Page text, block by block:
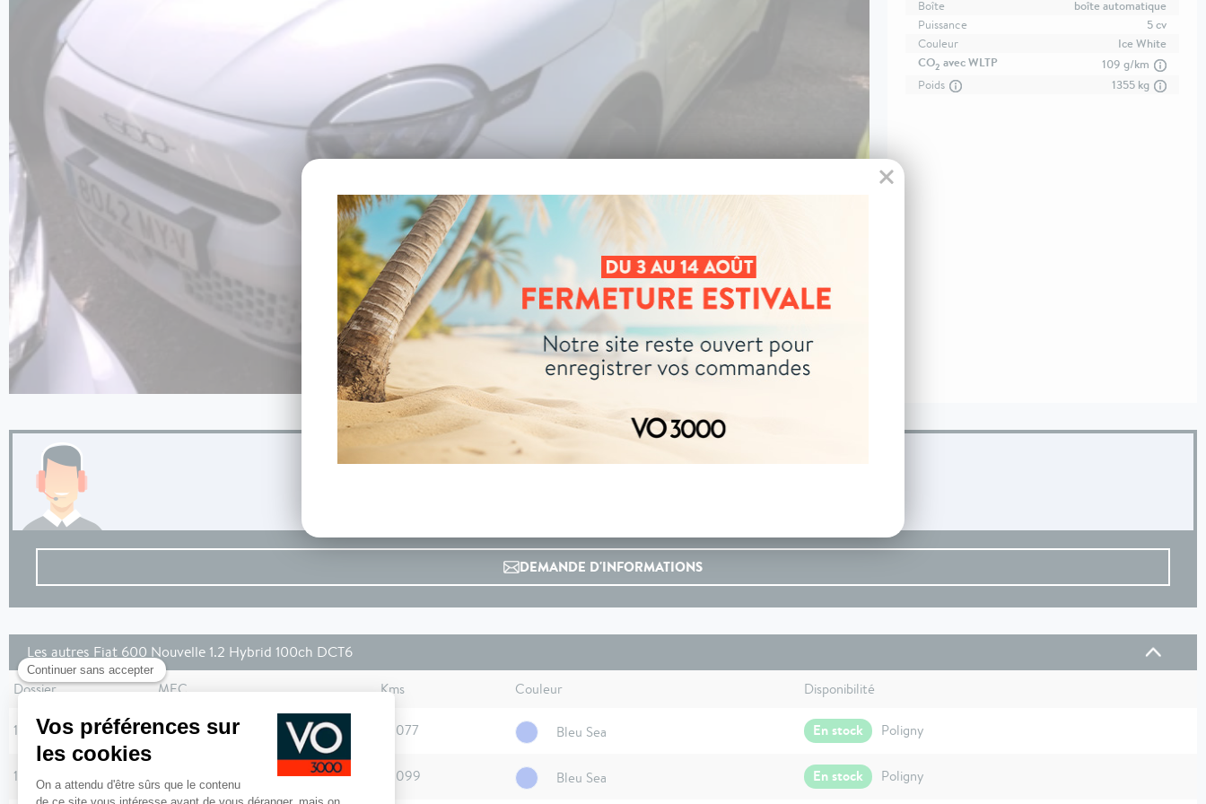
Boîte
boîte automatique
Puissance
5 cv
Couleur
Ice White
CO2 avec WLTP
109 g/km
Poids
1355 kg
04 73 14 64 14
DEMANDE D'INFORMATIONS
Les autres Fiat 600 Nouvelle 1.2 Hybrid 100ch DCT6
Dossier MEC Kms Couleur Disponibilité
107320 28/02/2025 13 077 Bleu Sea En stock Poligny
107319 28/02/2025 12 099 Bleu Sea En stock Poligny